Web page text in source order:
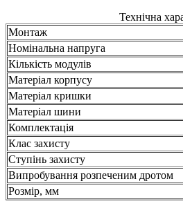
Технічна
Монтаж
Номінальна напруга
Кількість модулів
Матеріал корпусу
Матеріал кришки
Матеріал шини
Комплектація
Клас захисту
Ступінь захисту
Випробування розпеченим дротом
Розмір, мм